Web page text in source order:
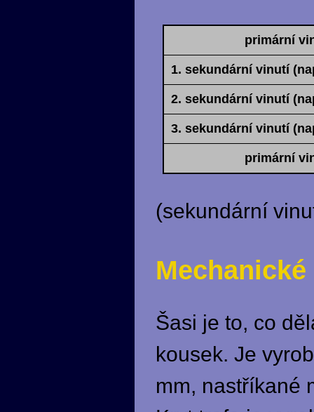
primární
1. sekundární vinutí
2. sekundární vinutí
3. sekundární vinutí
primární
(sekundární
Šasi je to, co
kousek. Je
mm, nastříkané